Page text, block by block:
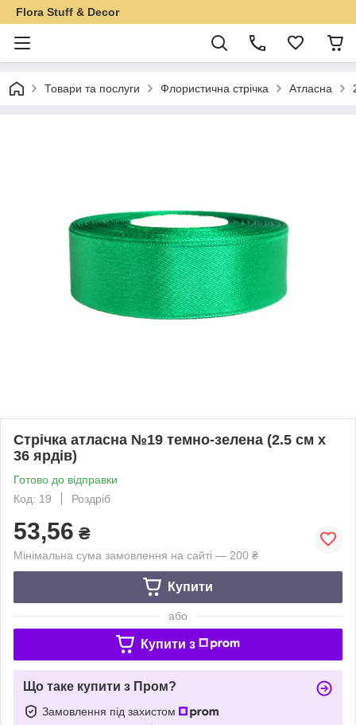
Flora Stuff & Decor
Товари та послуги Флористична стрічка Атласна
Стрічка атласна №19 темно-зелена (2.5 см х
36 ярдів)
Готово до відправки
Код: 19
Роздріб
53,56 ₴
Мінімальна сума замовлення на сайті — 200 ₴
Купити
або
Купити з
Що таке купити з Пром?
Замовлення під захистом